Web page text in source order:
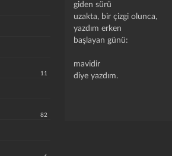
11
82
giden sürü
uzakta, bir çizgi olunca,
yazdım erken
başlayan günü:
mavidir
diye yazdım.